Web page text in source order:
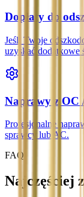
Dopłaty do
Jeśli Twoje
uzyskać dodatkowe
Naprawy z OC
Profesjonalne
sprawcy lub AC.
FAQ
Najczęściej